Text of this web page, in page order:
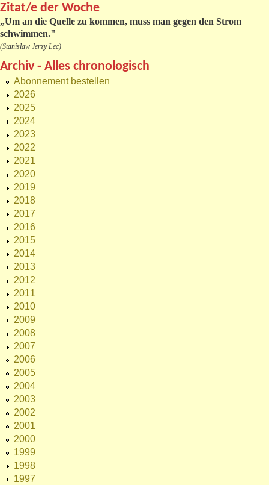
Zitat/e der Woche
„Um an die Quelle zu kommen, muss man gegen den Strom
schwimmen."
(Stanislaw Jerzy Lec)
Archiv - Alles chronologisch
Abonnement bestellen
2026
2025
2024
2023
2022
2021
2020
2019
2018
2017
2016
2015
2014
2013
2012
2011
2010
2009
2008
2007
2006
2005
2004
2003
2002
2001
2000
1999
1998
1997